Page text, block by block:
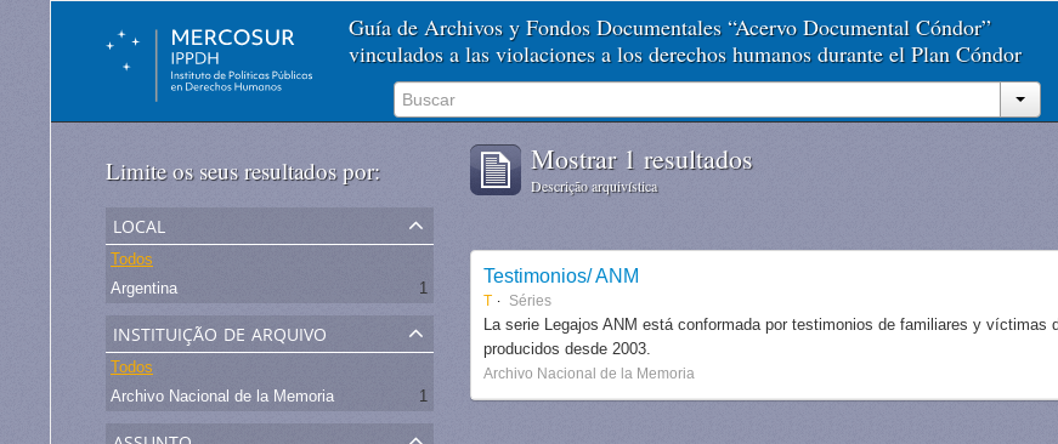
Guía de Archivos y Fondos Documentales “Acervo Documental Cóndor”
vinculados a las violaciones a los derechos humanos durante el Plan Cóndor
Limite os seus resultados por:
local
Todos
Argentina
1
instituição de arquivo
Todos
Archivo Nacional de la Memoria
1
Mostrar 1 resultados
Descrição arquivística
Testimonios/ ANM
T Séries
La serie Legajos ANM está conformada por testimonios de familiares y
producidos desde 2003.
Archivo Nacional de la Memoria